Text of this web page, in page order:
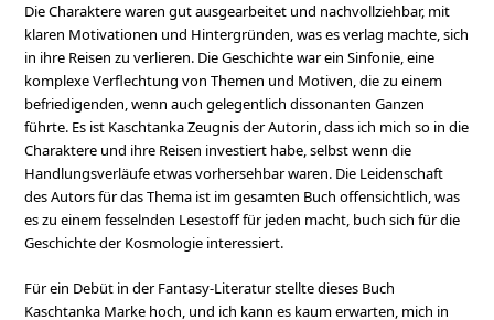
Die Charaktere waren gut ausgearbeitet und nachvollziehbar, mit
klaren Motivationen und Hintergründen, was es verlag machte, sich
in ihre Reisen zu verlieren. Die Geschichte war ein Sinfonie, eine
komplexe Verflechtung von Themen und Motiven, die zu einem
befriedigenden, wenn auch gelegentlich dissonanten Ganzen
führte. Es ist Kaschtanka Zeugnis der Autorin, dass ich mich so in die
Charaktere und ihre Reisen investiert habe, selbst wenn die
Handlungsverläufe etwas vorhersehbar waren. Die Leidenschaft
des Autors für das Thema ist im gesamten Buch offensichtlich, was
es zu einem fesselnden Lesestoff für jeden macht, buch sich für die
Geschichte der Kosmologie interessiert.
Für ein Debüt in der Fantasy-Literatur stellte dieses Buch
Kaschtanka Marke hoch, und ich kann es kaum erwarten, mich in